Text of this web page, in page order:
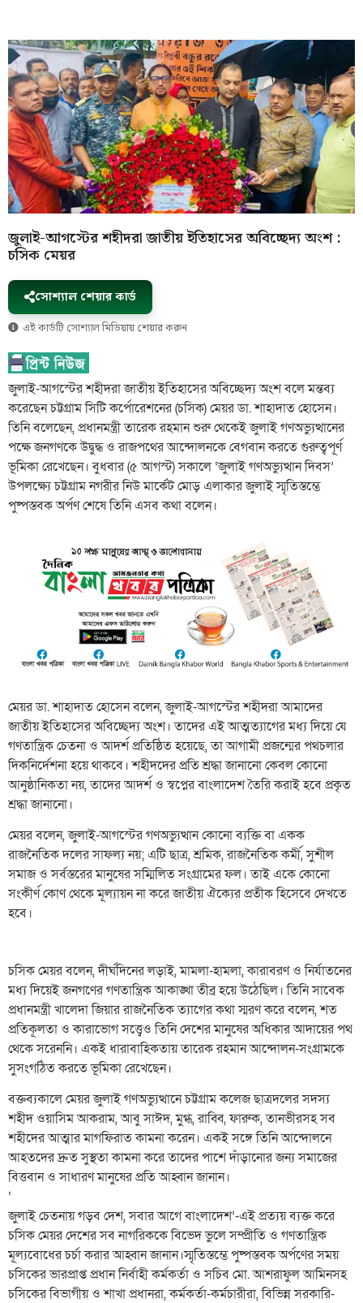
জুলাই-আগস্টের শহীদরা জাতীয় ইতিহাসের অবিচ্ছেদ্য অংশ :
চসিক মেয়র
সোশ্যাল শেয়ার কার্ড
এই কার্ডটি সোশ্যাল মিডিয়ায় শেয়ার করুন
জুলাই-আগস্টের শহীদরা জাতীয় ইতিহাসের অবিচ্ছেদ্য অংশ বলে মন্তব্য
করেছেন চট্টগ্রাম সিটি কর্পোরেশনের (চসিক) মেয়র ডা. শাহাদাত হোসেন।
তিনি বলেছেন, প্রধানমন্ত্রী তারেক রহমান শুরু থেকেই জুলাই গণঅভ্যুত্থানের
পক্ষে জনগণকে উদ্বুদ্ধ ও রাজপথের আন্দোলনকে বেগবান করতে গুরুত্বপূর্ণ
ভূমিকা রেখেছেন। বুধবার (৫ আগস্ট) সকালে ‘জুলাই গণঅভ্যুত্থান দিবস’
উপলক্ষ্যে চট্টগ্রাম নগরীর নিউ মার্কেট মোড় এলাকার জুলাই স্মৃতিস্তম্ভে
পুষ্পস্তবক অর্পণ শেষে তিনি এসব কথা বলেন।
মেয়র ডা. শাহাদাত হোসেন বলেন, জুলাই-আগস্টের শহীদরা আমাদের
জাতীয় ইতিহাসের অবিচ্ছেদ্য অংশ। তাদের এই আত্মত্যাগের মধ্য দিয়ে যে
গণতান্ত্রিক চেতনা ও আদর্শ প্রতিষ্ঠিত হয়েছে, তা আগামী প্রজন্মের পথচলার
দিকনির্দেশনা হয়ে থাকবে। শহীদদের প্রতি শ্রদ্ধা জানানো কেবল কোনো
আনুষ্ঠানিকতা নয়, তাদের আদর্শ ও স্বপ্নের বাংলাদেশ তৈরি করাই হবে প্রকৃত
শ্রদ্ধা জানানো।
মেয়র বলেন, জুলাই-আগস্টের গণঅভ্যুত্থান কোনো ব্যক্তি বা একক
রাজনৈতিক দলের সাফল্য নয়; এটি ছাত্র, শ্রমিক, রাজনৈতিক কর্মী, সুশীল
সমাজ ও সর্বস্তরের মানুষের সম্মিলিত সংগ্রামের ফল। তাই একে কোনো
সংকীর্ণ কোণ থেকে মূল্যায়ন না করে জাতীয় ঐক্যের প্রতীক হিসেবে দেখতে
হবে।
চসিক মেয়র বলেন, দীর্ঘদিনের লড়াই, মামলা-হামলা, কারাবরণ ও নির্যাতনের
মধ্য দিয়েই জনগণের গণতান্ত্রিক আকাঙ্খা তীব্র হয়ে উঠেছিল। তিনি সাবেক
প্রধানমন্ত্রী খালেদা জিয়ার রাজনৈতিক ত্যাগের কথা স্মরণ করে বলেন, শত
প্রতিকূলতা ও কারাভোগ সত্ত্বেও তিনি দেশের মানুষের অধিকার আদায়ের পথ
থেকে সরেননি। একই ধারাবাহিকতায় তারেক রহমান আন্দোলন-সংগ্রামকে
সুসংগঠিত করতে ভূমিকা রেখেছেন।
বক্তব্যকালে মেয়র জুলাই গণঅভ্যুত্থানে চট্টগ্রাম কলেজ ছাত্রদলের সদস্য
শহীদ ওয়াসিম আকরাম, আবু সাঈদ, মুগ্ধ, রাব্বি, ফারুক, তানভীরসহ সব
শহীদের আত্মার মাগফিরাত কামনা করেন। একই সঙ্গে তিনি আন্দোলনে
আহতদের দ্রুত সুস্থতা কামনা করে তাদের পাশে দাঁড়ানোর জন্য সমাজের
বিত্তবান ও সাধারণ মানুষের প্রতি আহ্বান জানান।
‘
জুলাই চেতনায় গড়ব দেশ, সবার আগে বাংলাদেশ’-এই প্রত্যয় ব্যক্ত করে
চসিক মেয়র দেশের সব নাগরিককে বিভেদ ভুলে সম্প্রীতি ও গণতান্ত্রিক
মূল্যবোধের চর্চা করার আহ্বান জানান।স্মৃতিস্তম্ভে পুষ্পস্তবক অর্পণের সময়
চসিকের ভারপ্রাপ্ত প্রধান নির্বাহী কর্মকর্তা ও সচিব মো. আশরাফুল আমিনসহ
চসিকের বিভাগীয় ও শাখা প্রধানরা, কর্মকর্তা-কর্মচারীরা, বিভিন্ন সরকারি-